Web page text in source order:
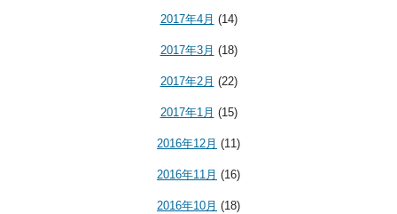
2017年4月 (14)
2017年3月 (18)
2017年2月 (22)
2017年1月 (15)
2016年12月 (11)
2016年11月 (16)
2016年10月 (18)